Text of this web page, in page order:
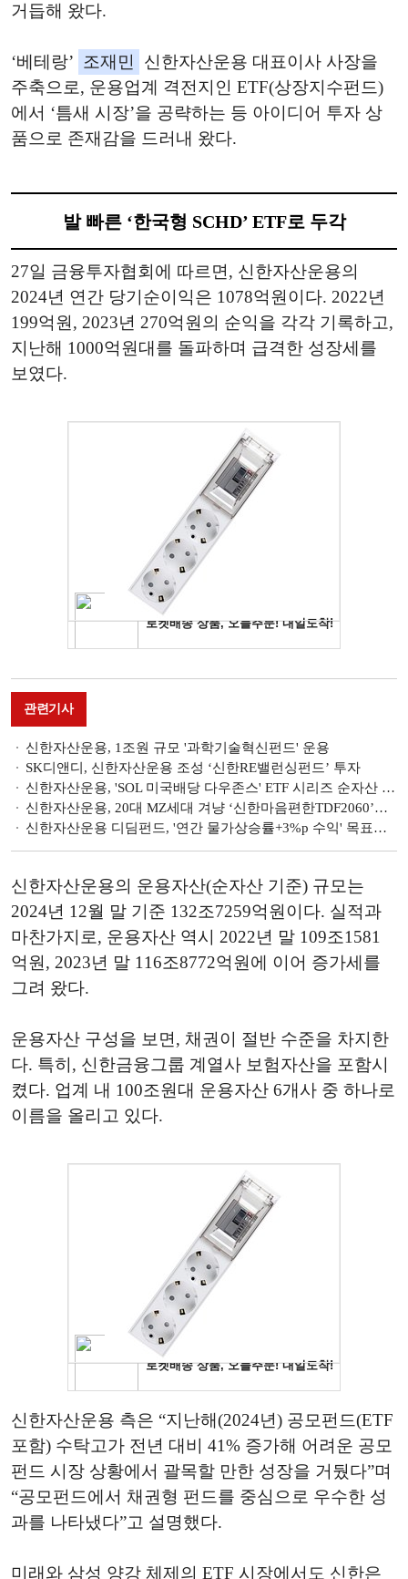
거듭해 왔다.
‘베테랑’ 조재민
신한자산운용 대표이사 사장을
주축으로, 운용업계 격전지인 ETF(상장지수펀드)
에서 ‘틈새 시장’을 공략하는 등 아이디어 투자 상
품으로 존재감을 드러내 왔다.
발 빠른 ‘한국형 SCHD’ ETF로 두각
27일 금융투자협회에 따르면, 신한자산운용의
2024년 연간 당기순이익은 1078억원이다. 2022년
199억원, 2023년 270억원의 순익을 각각 기록하고,
지난해 1000억원대를 돌파하며 급격한 성장세를
보였다.
관련기사
신한자산운용, 1조원 규모 '과학기술혁신펀드' 운용
SK디앤디, 신한자산운용 조성 ‘신한RE밸런싱펀드’ 투자
신한자산운용, 'SOL 미국배당 다우존스' ETF 시리즈 순자산 1조원 돌파
신한자산운용, 20대 MZ세대 겨냥 ‘신한마음편한TDF2060’출시 ··· 은퇴 시점에 맞춘 운용 펀드
신한자산운용 디딤펀드, '연간 물가상승률+3%p 수익' 목표…"BF 경험 바탕 안정적 성과 추구" [연금통신]
신한자산운용의 운용자산(순자산 기준) 규모는
2024년 12월 말 기준 132조7259억원이다. 실적과
마찬가지로, 운용자산 역시 2022년 말 109조1581
억원, 2023년 말 116조8772억원에 이어 증가세를
그려 왔다.
운용자산 구성을 보면, 채권이 절반 수준을 차지한
다. 특히, 신한금융그룹 계열사 보험자산을 포함시
켰다. 업계 내 100조원대 운용자산 6개사 중 하나로
이름을 올리고 있다.
신한자산운용 측은 “지난해(2024년) 공모펀드(ETF
포함) 수탁고가 전년 대비 41% 증가해 어려운 공모
펀드 시장 상황에서 괄목할 만한 성장을 거뒀다”며
“공모펀드에서 채권형 펀드를 중심으로 우수한 성
과를 나타냈다”고 설명했다.
미래와 삼성 양강 체제의 ETF 시장에서도 신한은